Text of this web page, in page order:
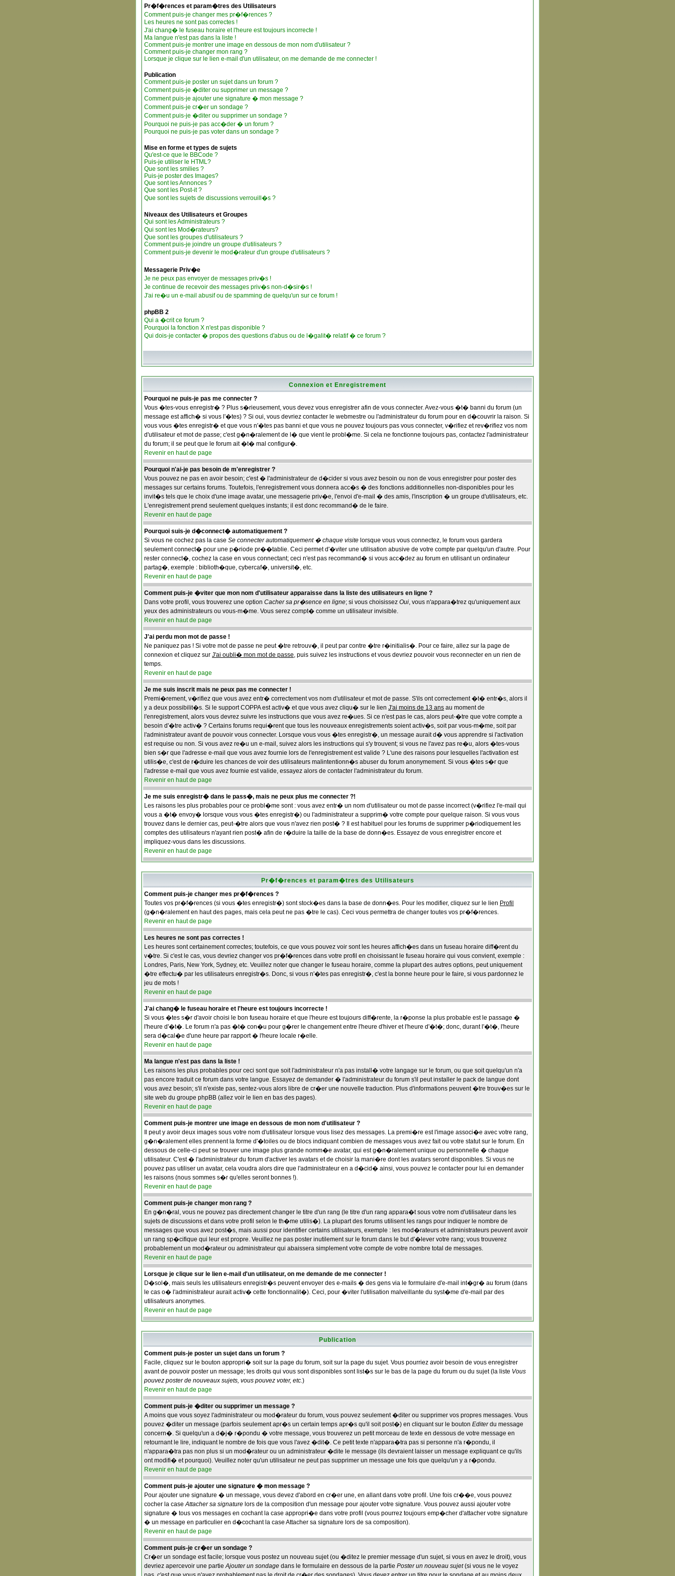
Pr�f�rences et param�tres des Utilisateurs
Comment puis-je changer mes pr�f�rences ?
Les heures ne sont pas correctes !
J'ai chang� le fuseau horaire et l'heure est toujours incorrecte !
Ma langue n'est pas dans la liste !
Comment puis-je montrer une image en dessous de mon nom d'utilisateur ?
Comment puis-je changer mon rang ?
Lorsque je clique sur le lien e-mail d'un utilisateur, on me demande de me connecter !
Publication
Comment puis-je poster un sujet dans un forum ?
Comment puis-je �diter ou supprimer un message ?
Comment puis-je ajouter une signature � mon message ?
Comment puis-je cr�er un sondage ?
Comment puis-je �diter ou supprimer un sondage ?
Pourquoi ne puis-je pas acc�der � un forum ?
Pourquoi ne puis-je pas voter dans un sondage ?
Mise en forme et types de sujets
Qu'est-ce que le BBCode ?
Puis-je utiliser le HTML?
Que sont les smilies ?
Puis-je poster des Images?
Que sont les Annonces ?
Que sont les Post-it ?
Que sont les sujets de discussions verrouill�s ?
Niveaux des Utilisateurs et Groupes
Qui sont les Administrateurs ?
Qui sont les Mod�rateurs?
Que sont les groupes d'utilisateurs ?
Comment puis-je joindre un groupe d'utilisateurs ?
Comment puis-je devenir le mod�rateur d'un groupe d'utilisateurs ?
Messagerie Priv�e
Je ne peux pas envoyer de messages priv�s !
Je continue de recevoir des messages priv�s non-d�sir�s !
J'ai re�u un e-mail abusif ou de spamming de quelqu'un sur ce forum !
phpBB 2
Qui a �crit ce forum ?
Pourquoi la fonction X n'est pas disponible ?
Qui dois-je contacter � propos des questions d'abus ou de l�galit� relatif � ce forum ?
Connexion et Enregistrement
Pourquoi ne puis-je pas me connecter ?
Vous �tes-vous enregistr� ? Plus s�rieusement, vous devez vous enregistrer afin de vous connecter. Avez-vous �t� banni du forum (un
message est affich� si vous l'�tes) ? Si oui, vous devriez contacter le webmestre ou l'administrateur du forum pour en d�couvrir la raison. Si
vous vous �tes enregistr� et que vous n'�tes pas banni et que vous ne pouvez toujours pas vous connecter, v�rifiez et rev�rifiez vos nom
d'utilisateur et mot de passe; c'est g�n�ralement de l� que vient le probl�me. Si cela ne fonctionne toujours pas, contactez l'administrateur
du forum; il se peut que le forum ait �t� mal configur�.
Revenir en haut de page
Pourquoi n'ai-je pas besoin de m'enregistrer ?
Vous pouvez ne pas en avoir besoin; c'est � l'administrateur de d�cider si vous avez besoin ou non de vous enregistrer pour poster des
messages sur certains forums. Toutefois, l'enregistrement vous donnera acc�s � des fonctions additionnelles non-disponibles pour les
invit�s tels que le choix d'une image avatar, une messagerie priv�e, l'envoi d'e-mail � des amis, l'inscription � un groupe d'utilisateurs, etc.
L'enregistrement prend seulement quelques instants; il est donc recommand� de le faire.
Revenir en haut de page
Pourquoi suis-je d�connect� automatiquement ?
Si vous ne cochez pas la case Se connecter automatiquement � chaque visite lorsque vous vous connectez, le forum vous gardera
seulement connect� pour une p�riode pr��tablie. Ceci permet d'�viter une utilisation abusive de votre compte par quelqu'un d'autre. Pour
rester connect�, cochez la case en vous connectant; ceci n'est pas recommand� si vous acc�dez au forum en utilisant un ordinateur
partag�, exemple : biblioth�que, cybercaf�, universit�, etc.
Revenir en haut de page
Comment puis-je �viter que mon nom d'utilisateur apparaisse dans la liste des utilisateurs en ligne ?
Dans votre profil, vous trouverez une option Cacher sa pr�sence en ligne; si vous choisissez Oui, vous n'appara�trez qu'uniquement aux
yeux des administrateurs ou vous-m�me. Vous serez compt� comme un utilisateur invisible.
Revenir en haut de page
J'ai perdu mon mot de passe !
Ne paniquez pas ! Si votre mot de passe ne peut �tre retrouv�, il peut par contre �tre r�initialis�. Pour ce faire, allez sur la page de
connexion et cliquez sur J'ai oubli� mon mot de passe, puis suivez les instructions et vous devriez pouvoir vous reconnecter en un rien de
temps.
Revenir en haut de page
Je me suis inscrit mais ne peux pas me connecter !
Premi�rement, v�rifiez que vous avez entr� correctement vos nom d'utilisateur et mot de passe. S'ils ont correctement �t� entr�s, alors il
y a deux possibilit�s. Si le support COPPA est activ� et que vous avez cliqu� sur le lien J'ai moins de 13 ans au moment de
l'enregistrement, alors vous devrez suivre les instructions que vous avez re�ues. Si ce n'est pas le cas, alors peut-�tre que votre compte a
besoin d'�tre activ� ? Certains forums requi�rent que tous les nouveaux enregistrements soient activ�s, soit par vous-m�me, soit par
l'administrateur avant de pouvoir vous connecter. Lorsque vous vous �tes enregistr�, un message aurait d� vous apprendre si l'activation
est requise ou non. Si vous avez re�u un e-mail, suivez alors les instructions qui s'y trouvent; si vous ne l'avez pas re�u, alors �tes-vous
bien s�r que l'adresse e-mail que vous avez fournie lors de l'enregistrement est valide ? L'une des raisons pour lesquelles l'activation est
utilis�e, c'est de r�duire les chances de voir des utilisateurs malintentionn�s abuser du forum anonymement. Si vous �tes s�r que
l'adresse e-mail que vous avez fournie est valide, essayez alors de contacter l'administrateur du forum.
Revenir en haut de page
Je me suis enregistr� dans le pass�, mais ne peux plus me connecter ?!
Les raisons les plus probables pour ce probl�me sont : vous avez entr� un nom d'utilisateur ou mot de passe incorrect (v�rifiez l'e-mail qui
vous a �t� envoy� lorsque vous vous �tes enregistr�) ou l'administrateur a supprim� votre compte pour quelque raison. Si vous vous
trouvez dans le dernier cas, peut-�tre alors que vous n'avez rien post� ? Il est habituel pour les forums de supprimer p�riodiquement les
comptes des utilisateurs n'ayant rien post� afin de r�duire la taille de la base de donn�es. Essayez de vous enregistrer encore et
impliquez-vous dans les discussions.
Revenir en haut de page
Pr�f�rences et param�tres des Utilisateurs
Comment puis-je changer mes pr�f�rences ?
Toutes vos pr�f�rences (si vous �tes enregistr�) sont stock�es dans la base de donn�es. Pour les modifier, cliquez sur le lien Profil
(g�n�ralement en haut des pages, mais cela peut ne pas �tre le cas). Ceci vous permettra de changer toutes vos pr�f�rences.
Revenir en haut de page
Les heures ne sont pas correctes !
Les heures sont certainement correctes; toutefois, ce que vous pouvez voir sont les heures affich�es dans un fuseau horaire diff�rent du
v�tre. Si c'est le cas, vous devriez changer vos pr�f�rences dans votre profil en choisissant le fuseau horaire qui vous convient, exemple :
Londres, Paris, New York, Sydney, etc. Veuillez noter que changer le fuseau horaire, comme la plupart des autres options, peut uniquement
�tre effectu� par les utilisateurs enregistr�s. Donc, si vous n'�tes pas enregistr�, c'est la bonne heure pour le faire, si vous pardonnez le
jeu de mots !
Revenir en haut de page
J'ai chang� le fuseau horaire et l'heure est toujours incorrecte !
Si vous �tes s�r d'avoir choisi le bon fuseau horaire et que l'heure est toujours diff�rente, la r�ponse la plus probable est le passage �
l'heure d'�t�. Le forum n'a pas �t� con�u pour g�rer le changement entre l'heure d'hiver et l'heure d'�t�; donc, durant l'�t�, l'heure
sera d�cal�e d'une heure par rapport � l'heure locale r�elle.
Revenir en haut de page
Ma langue n'est pas dans la liste !
Les raisons les plus probables pour ceci sont que soit l'administrateur n'a pas install� votre langage sur le forum, ou que soit quelqu'un n'a
pas encore traduit ce forum dans votre langue. Essayez de demander � l'administrateur du forum s'il peut installer le pack de langue dont
vous avez besoin; s'il n'existe pas, sentez-vous alors libre de cr�er une nouvelle traduction. Plus d'informations peuvent �tre trouv�es sur le
site web du groupe phpBB (allez voir le lien en bas des pages).
Revenir en haut de page
Comment puis-je montrer une image en dessous de mon nom d'utilisateur ?
Il peut y avoir deux images sous votre nom d'utilisateur lorsque vous lisez des messages. La premi�re est l'image associ�e avec votre rang,
g�n�ralement elles prennent la forme d'�toiles ou de blocs indiquant combien de messages vous avez fait ou votre statut sur le forum. En
dessous de celle-ci peut se trouver une image plus grande nomm�e avatar, qui est g�n�ralement unique ou personnelle � chaque
utilisateur. C'est � l'administrateur du forum d'activer les avatars et de choisir la mani�re dont les avatars seront disponibles. Si vous ne
pouvez pas utiliser un avatar, cela voudra alors dire que l'administrateur en a d�cid� ainsi, vous pouvez le contacter pour lui en demander
les raisons (nous sommes s�r qu'elles seront bonnes !).
Revenir en haut de page
Comment puis-je changer mon rang ?
En g�n�ral, vous ne pouvez pas directement changer le titre d'un rang (le titre d'un rang appara�t sous votre nom d'utilisateur dans les
sujets de discussions et dans votre profil selon le th�me utilis�). La plupart des forums utilisent les rangs pour indiquer le nombre de
messages que vous avez post�s, mais aussi pour identifier certains utilisateurs, exemple : les mod�rateurs et administrateurs peuvent avoir
un rang sp�cifique qui leur est propre. Veuillez ne pas poster inutilement sur le forum dans le but d'�lever votre rang; vous trouverez
probablement un mod�rateur ou administrateur qui abaissera simplement votre compte de votre nombre total de messages.
Revenir en haut de page
Lorsque je clique sur le lien e-mail d'un utilisateur, on me demande de me connecter !
D�sol�, mais seuls les utilisateurs enregistr�s peuvent envoyer des e-mails � des gens via le formulaire d'e-mail int�gr� au forum (dans
le cas o� l'administrateur aurait activ� cette fonctionnalit�). Ceci, pour �viter l'utilisation malveillante du syst�me d'e-mail par des
utilisateurs anonymes.
Revenir en haut de page
Publication
Comment puis-je poster un sujet dans un forum ?
Facile, cliquez sur le bouton appropri� soit sur la page du forum, soit sur la page du sujet. Vous pourriez avoir besoin de vous enregistrer
avant de pouvoir poster un message; les droits qui vous sont disponibles sont list�s sur le bas de la page du forum ou du sujet (la liste Vous
pouvez poster de nouveaux sujets, vous pouvez voter, etc.)
Revenir en haut de page
Comment puis-je �diter ou supprimer un message ?
A moins que vous soyez l'administrateur ou mod�rateur du forum, vous pouvez seulement �diter ou supprimer vos propres messages. Vous
pouvez �diter un message (parfois seulement apr�s un certain temps apr�s qu'il soit post�) en cliquant sur le bouton Editerdu message
concern�. Si quelqu'un a d�j� r�pondu � votre message, vous trouverez un petit morceau de texte en dessous de votre message en
retournant le lire, indiquant le nombre de fois que vous l'avez �dit�. Ce petit texte n'appara�tra pas si personne n'a r�pondu, il
n'appara�tra pas non plus si un mod�rateur ou un administrateur �dite le message (ils devraient laisser un message expliquant ce qu'ils
ont modifi� et pourquoi). Veuillez noter qu'un utilisateur ne peut pas supprimer un message une fois que quelqu'un y a r�pondu.
Revenir en haut de page
Comment puis-je ajouter une signature � mon message ?
Pour ajouter une signature � un message, vous devez d'abord en cr�er une, en allant dans votre profil. Une fois cr��e, vous pouvez
cocher la caseAttacher sa signature lors de la composition d'un message pour ajouter votre signature. Vous pouvez aussi ajouter votre
signature � tous vos messages en cochant la case appropri�e dans votre profil (vous pourrez toujours emp�cher d'attacher votre signature
� un message en particulier en d�cochant la case Attacher sa signature lors de sa composition).
Revenir en haut de page
Comment puis-je cr�er un sondage ?
Cr�er un sondage est facile; lorsque vous postez un nouveau sujet (ou �ditez le premier message d'un sujet, si vous en avez le droit), vous
devriez apercevoir une partieAjouter un sondage dans le formulaire en dessous de la partie Poster un nouveau sujet(si vous ne le voyez